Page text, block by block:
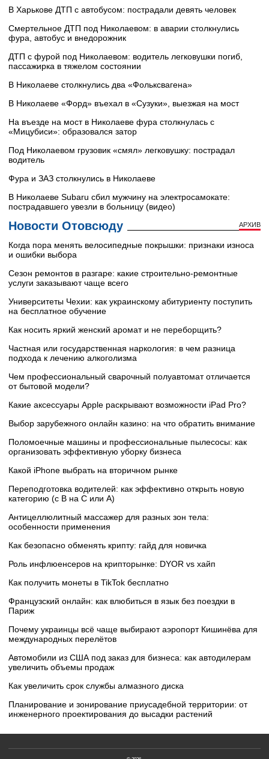
В Харькове ДТП с автобусом: пострадали девять человек
Смертельное ДТП под Николаевом: в аварии столкнулись
фура, автобус и внедорожник
ДТП с фурой под Николаевом: водитель легковушки погиб,
пассажирка в тяжелом состоянии
В Николаеве столкнулись два «Фольксвагена»
В Николаеве «Форд» въехал в «Сузуки», выезжая на мост
На въезде на мост в Николаеве фура столкнулась с
«Мицубиси»: образовался затор
Под Николаевом грузовик «смял» легковушку: пострадал
водитель
Фура и ЗАЗ столкнулись в Николаеве
В Николаеве Subaru сбил мужчину на электросамокате:
пострадавшего увезли в больницу (видео)
Новости Отовсюду АРХИВ
Когда пора менять велосипедные покрышки: признаки износа
и ошибки выбора
Сезон ремонтов в разгаре: какие строительно-ремонтные
услуги заказывают чаще всего
Университеты Чехии: как украинскому абитуриенту поступить
на бесплатное обучение
Как носить яркий женский аромат и не переборщить?
Частная или государственная наркология: в чем разница
подхода к лечению алкоголизма
Чем профессиональный сварочный полуавтомат отличается
от бытовой модели?
Какие аксессуары Apple раскрывают возможности iPad Pro?
Выбор зарубежного онлайн казино: на что обратить внимание
Поломоечные машины и профессиональные пылесосы: как
организовать эффективную уборку бизнеса
Какой iPhone выбрать на вторичном рынке
Переподготовка водителей: как эффективно открыть новую
категорию (с B на C или А)
Антицеллюлитный массажер для разных зон тела:
особенности применения
Как безопасно обменять крипту: гайд для новичка
Роль инфлюенсеров на крипторынке: DYOR vs хайп
Как получить монеты в TikTok бесплатно
Французский онлайн: как влюбиться в язык без поездки в
Париж
Почему украинцы всё чаще выбирают аэропорт Кишинёва для
международных перелётов
Автомобили из США под заказ для бизнеса: как автодилерам
увеличить объемы продаж
Как увеличить срок службы алмазного диска
Планирование и зонирование приусадебной территории: от
инженерного проектирования до высадки растений